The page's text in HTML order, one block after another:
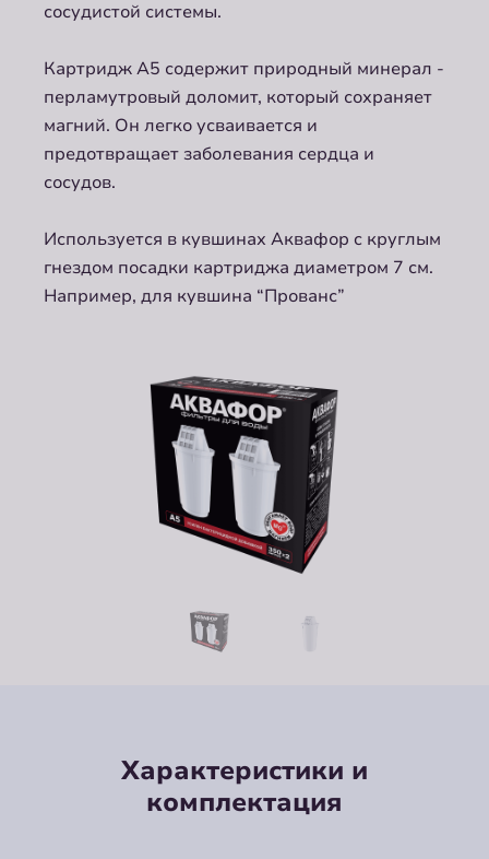
сосудистой системы.
Картридж А5 содержит природный минерал -
перламутровый доломит, который сохраняет
магний. Он легко усваивается и
предотвращает заболевания сердца и
сосудов.
Используется в кувшинах Аквафор c круглым
гнездом посадки картриджа диаметром 7 см.
Например, для кувшина “Прованс”
Характеристики и
комплектация